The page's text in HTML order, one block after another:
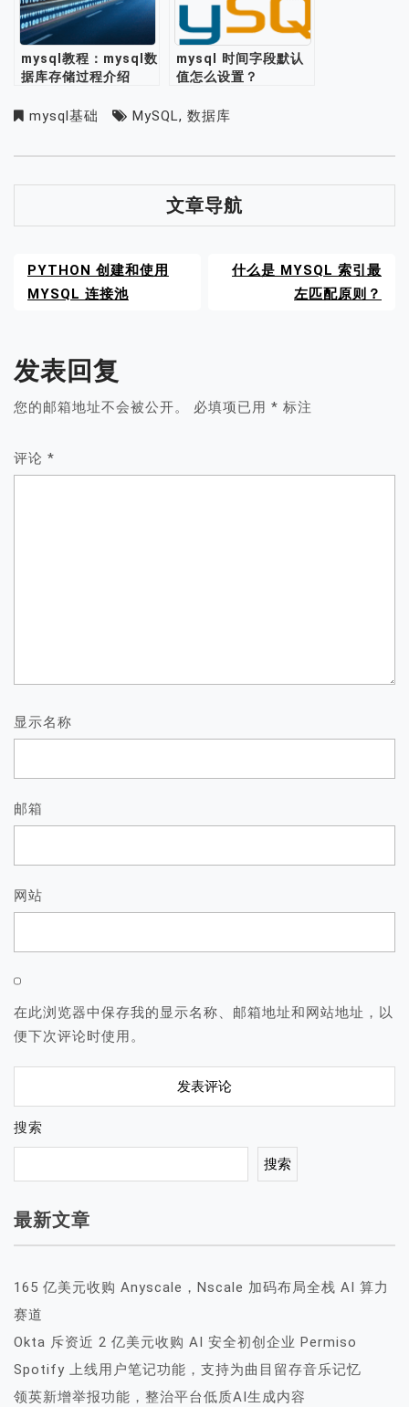
mysql教程：mysql数
据库存储过程介绍
mysql 时间字段默认
值怎么设置？
mysql基础 MySQL, 数据库
文章导航
PYTHON 创建和使用
MYSQL 连接池
什么是 MYSQL 索引最
左匹配原则？
发表回复
您的邮箱地址不会被公开。 必填项已用 * 标注
评论 *
显示名称
邮箱
网站
在此浏览器中保存我的显示名称、邮箱地址和网站地址，以
便下次评论时使用。
搜索
搜索
最新文章
165 亿美元收购 Anyscale，Nscale 加码布局全栈 AI 算力
赛道
Okta 斥资近 2 亿美元收购 AI 安全初创企业 Permiso
Spotify 上线用户笔记功能，支持为曲目留存音乐记忆
领英新增举报功能，整治平台低质AI生成内容